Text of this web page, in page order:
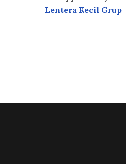
Lentera Kecil Grup